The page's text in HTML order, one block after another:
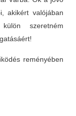
akikért valójában
szeretném
reményében